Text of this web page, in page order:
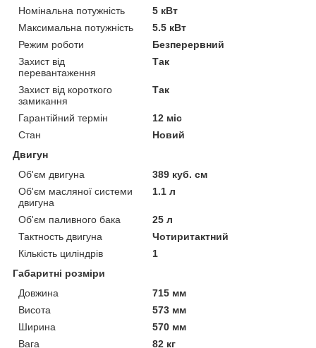
Номінальна потужність
5 кВт
Максимальна потужність
5.5 кВт
Режим роботи
Безперервний
Захист від
перевантаження
Так
Захист від короткого
замикання
Так
Гарантійний термін
12 міс
Стан
Новий
Двигун
Об'єм двигуна
389 куб. см
Об'єм масляної системи
двигуна
1.1 л
Об'єм паливного бака
25 л
Тактность двигуна
Чотиритактний
Кількість циліндрів
1
Габаритні розміри
Довжина
715 мм
Висота
573 мм
Ширина
570 мм
Вага
82 кг